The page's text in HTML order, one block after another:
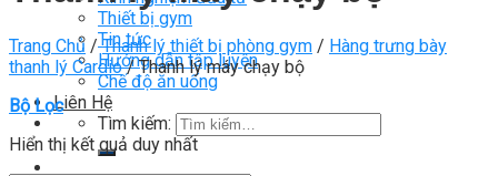
Thiết bị gym
Tin tức
Hướng dẫn tập luyện
Chế độ ăn uống
Liên Hệ
Tìm kiếm:
Trang Chủ /Thanh lý thiết bị phòng gym / Hàng trưng bày
thanh lý Cardio/Thanh lý máy chạy bộ
Bộ Lọc
Hiển thị kết quả duy nhất